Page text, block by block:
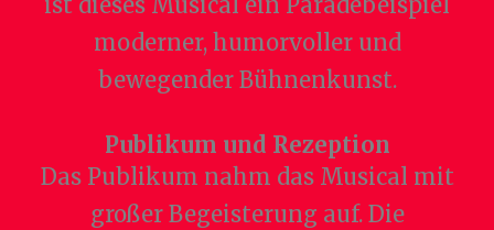
moderner, humorvoller und
bewegender Bühnenkunst.
Publikum und Rezeption
Das Publikum nahm das Musical mit
großer Begeisterung auf. Die